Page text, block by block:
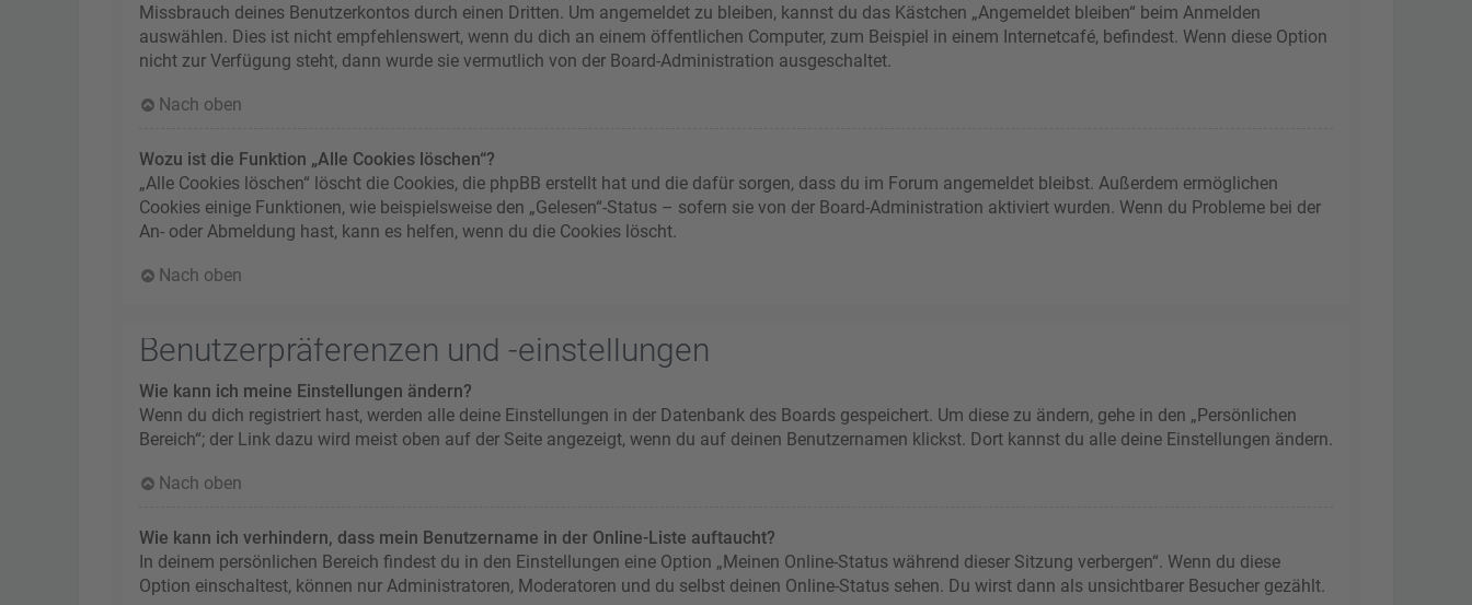
Missbrauch deines Benutzerkontos durch einen Dritten. Um angemeldet zu bleiben, kannst du das Kästchen „Angemeldet bleiben“ beim Anmelden
auswählen. Dies ist nicht empfehlenswert, wenn du dich an einem öffentlichen Computer, zum Beispiel in einem Internetcafé, befindest. Wenn diese Option
nicht zur Verfügung steht, dann wurde sie vermutlich von der Board-Administration ausgeschaltet.
Nach oben
Wozu ist die Funktion „Alle Cookies löschen“?
„Alle Cookies löschen“ löscht die Cookies, die phpBB erstellt hat und die dafür sorgen, dass du im Forum angemeldet bleibst. Außerdem ermöglichen
Cookies einige Funktionen, wie beispielsweise den „Gelesen“-Status – sofern sie von der Board-Administration aktiviert wurden. Wenn du Probleme bei der
An- oder Abmeldung hast, kann es helfen, wenn du die Cookies löscht.
Nach oben
Benutzerpräferenzen und -einstellungen
Wie kann ich meine Einstellungen ändern?
Wenn du dich registriert hast, werden alle deine Einstellungen in der Datenbank des Boards gespeichert. Um diese zu ändern, gehe in den „Persönlichen
Bereich“; der Link dazu wird meist oben auf der Seite angezeigt, wenn du auf deinen Benutzernamen klickst. Dort kannst du alle deine Einstellungen ändern.
Nach oben
Wie kann ich verhindern, dass mein Benutzername in der Online-Liste auftaucht?
In deinem persönlichen Bereich findest du in den Einstellungen eine Option „Meinen Online-Status während dieser Sitzung verbergen“. Wenn du diese
Option einschaltest, können nur Administratoren, Moderatoren und du selbst deinen Online-Status sehen. Du wirst dann als unsichtbarer Besucher gezählt.